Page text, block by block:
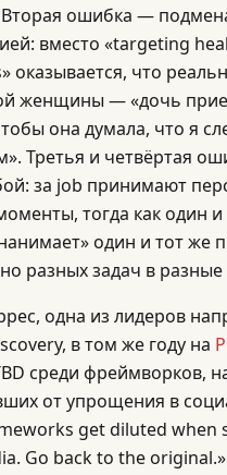
Вторая ошибка —
вместо «targeting
оказывается, что
женщины — «дочь
она думала, что я
Третья и четвёртая
за job принимают
тогда как один и
один и тот же
разных задач в
одна из лидеров
в том же году на
среди фреймворков,
от упрощения в
get diluted when
Go back to the